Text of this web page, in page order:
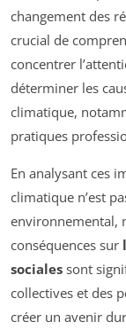
changement des
crucial de
concentrer
déterminer les
climatique,
pratiques
En analysant ces
climatique n’est
environnemental,
conséquences sur
sociales sont
collectives et des
créer un avenir